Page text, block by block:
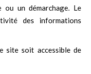
un démarchage. Le
des informations
site soit accessible de